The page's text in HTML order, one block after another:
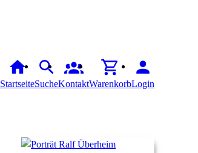
StartseiteSucheKontaktWarenkorbLogin